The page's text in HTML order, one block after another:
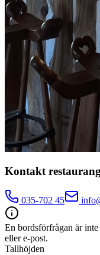
Kontakt
035-702 45
En bordsförfrågan är
eller e-post.
Tallhöjden